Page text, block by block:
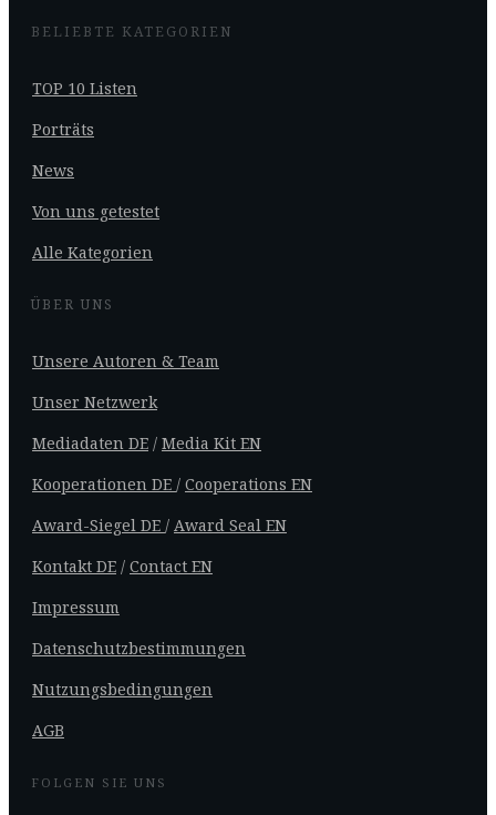
BELIEBTE KATEGORIEN
TOP 10 Listen
Porträts
News
Von uns getestet
Alle Kategorien
ÜBER UNS
Unsere Autoren & Team
Unser Netzwerk
Mediadaten DE / Media Kit EN
Kooperationen DE / Cooperations EN
Award-Siegel DE / Award Seal EN
Kontakt DE / Contact EN
Impressum
Datenschutzbestimmungen
Nutzungsbedingungen
AGB
FOLGEN SIE UNS